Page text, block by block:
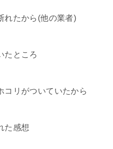
れたから(他の業者)
たところ
コリがついていたから
た感想